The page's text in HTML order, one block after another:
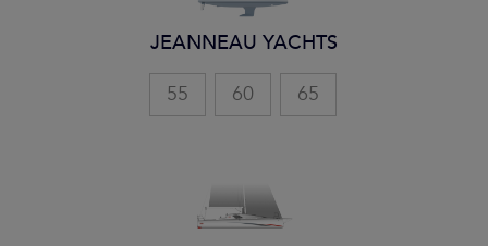
JEANNEAU YACHTS
55 60 65